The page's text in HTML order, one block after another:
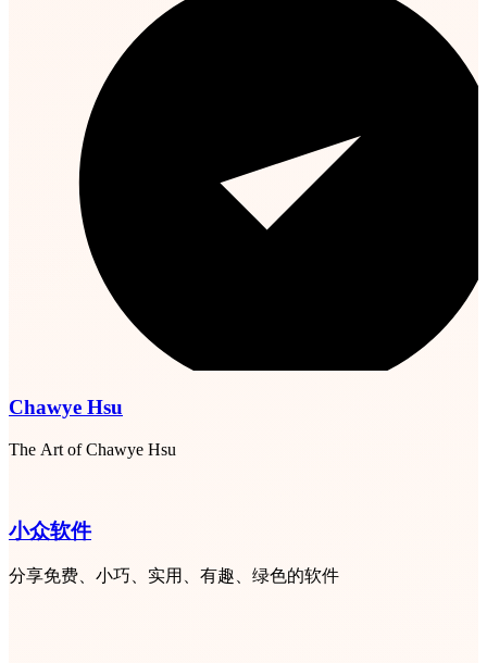
Chawye Hsu
The Art of Chawye Hsu
小众软件
分享免费、小巧、实用、有趣、绿色的软件